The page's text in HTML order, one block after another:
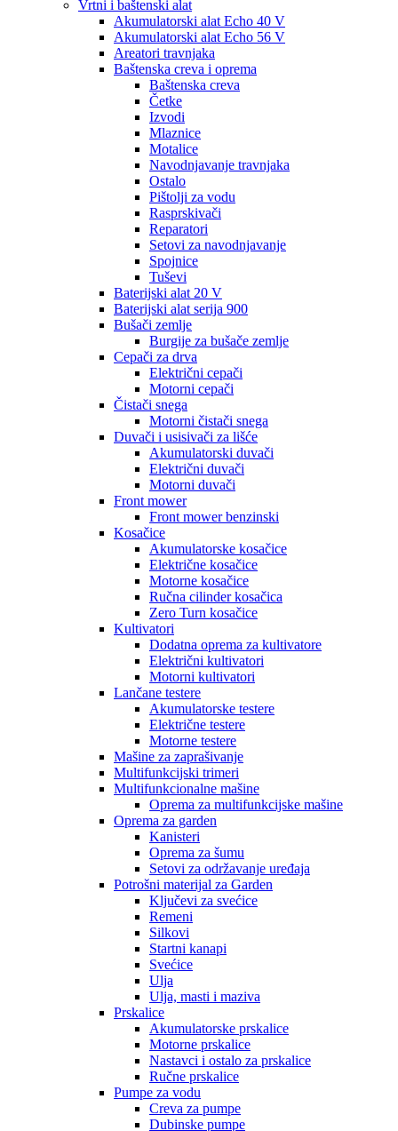
Vrtni i baštenski alat
Akumulatorski alat Echo 40 V
Akumulatorski alat Echo 56 V
Areatori travnjaka
Baštenska creva i oprema
Baštenska creva
Četke
Izvodi
Mlaznice
Motalice
Navodnjavanje travnjaka
Ostalo
Pištolji za vodu
Rasprskivači
Reparatori
Setovi za navodnjavanje
Spojnice
Tuševi
Baterijski alat 20 V
Baterijski alat serija 900
Bušači zemlje
Burgije za bušače zemlje
Cepači za drva
Električni cepači
Motorni cepači
Čistači snega
Motorni čistači snega
Duvači i usisivači za lišće
Akumulatorski duvači
Električni duvači
Motorni duvači
Front mower
Front mower benzinski
Kosačice
Akumulatorske kosačice
Električne kosačice
Motorne kosačice
Ručna cilinder kosačica
Zero Turn kosačice
Kultivatori
Dodatna oprema za kultivatore
Električni kultivatori
Motorni kultivatori
Lančane testere
Akumulatorske testere
Električne testere
Motorne testere
Mašine za zaprašivanje
Multifunkcijski trimeri
Multifunkcionalne mašine
Oprema za multifunkcijske mašine
Oprema za garden
Kanisteri
Oprema za šumu
Setovi za održavanje uređaja
Potrošni materijal za Garden
Ključevi za svećice
Remeni
Silkovi
Startni kanapi
Svećice
Ulja
Ulja, masti i maziva
Prskalice
Akumulatorske prskalice
Motorne prskalice
Nastavci i ostalo za prskalice
Ručne prskalice
Pumpe za vodu
Creva za pumpe
Dubinske pumpe